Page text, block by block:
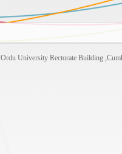
Ordu University Rectorate Building